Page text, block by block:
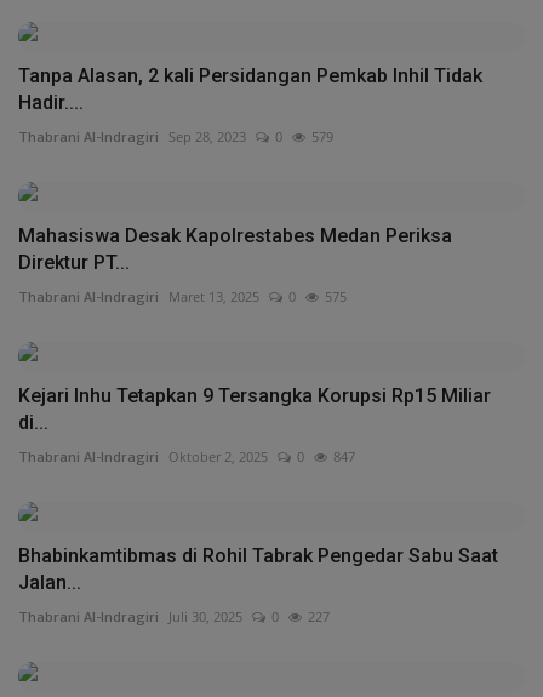
Tanpa Alasan, 2 kali Persidangan Pemkab Inhil Tidak
Hadir....
Thabrani Al-Indragiri Sep 28, 2023 0 579
Mahasiswa Desak Kapolrestabes Medan Periksa
Direktur PT...
Thabrani Al-Indragiri Maret 13, 2025 0 575
Kejari Inhu Tetapkan 9 Tersangka Korupsi Rp15 Miliar
di...
Thabrani Al-Indragiri Oktober 2, 2025 0 847
Bhabinkamtibmas di Rohil Tabrak Pengedar Sabu Saat
Jalan...
Thabrani Al-Indragiri Juli 30, 2025 0 227